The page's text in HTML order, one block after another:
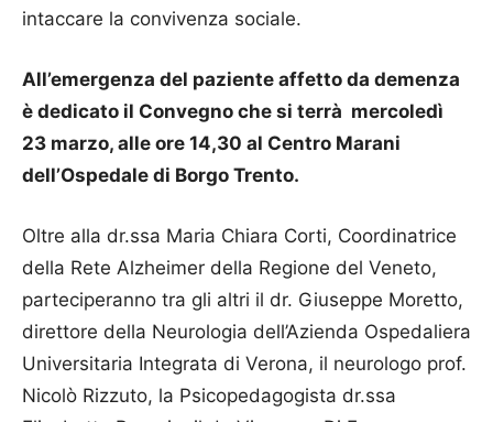
intaccare la convivenza sociale.
All’emergenza del paziente affetto da demenza
è dedicato il Convegno che si terrà mercoledì
23 marzo, alle ore 14,30 al Centro Marani
dell’Ospedale di Borgo Trento.
Oltre alla dr.ssa Maria Chiara Corti, Coordinatrice
della Rete Alzheimer della Regione del Veneto,
parteciperanno tra gli altri il dr. Giuseppe Moretto,
direttore della Neurologia dell’Azienda Ospedaliera
Universitaria Integrata di Verona, il neurologo prof.
Nicolò Rizzuto, la Psicopedagogista dr.ssa